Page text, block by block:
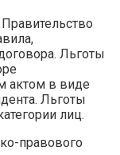
Льготы
актом в виде
Льготы
лиц.
правового